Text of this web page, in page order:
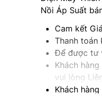
Nồi Áp Suất
Cam kết
Thanh toán
Để được tư
Khách
vui lòng
Khách